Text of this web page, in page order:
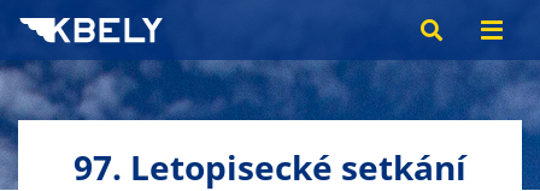
97. Letopisecké setkání